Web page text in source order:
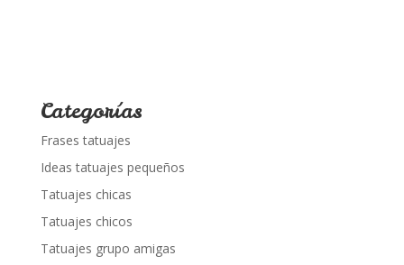
Categorías
Frases tatuajes
Ideas tatuajes pequeños
Tatuajes chicas
Tatuajes chicos
Tatuajes grupo amigas